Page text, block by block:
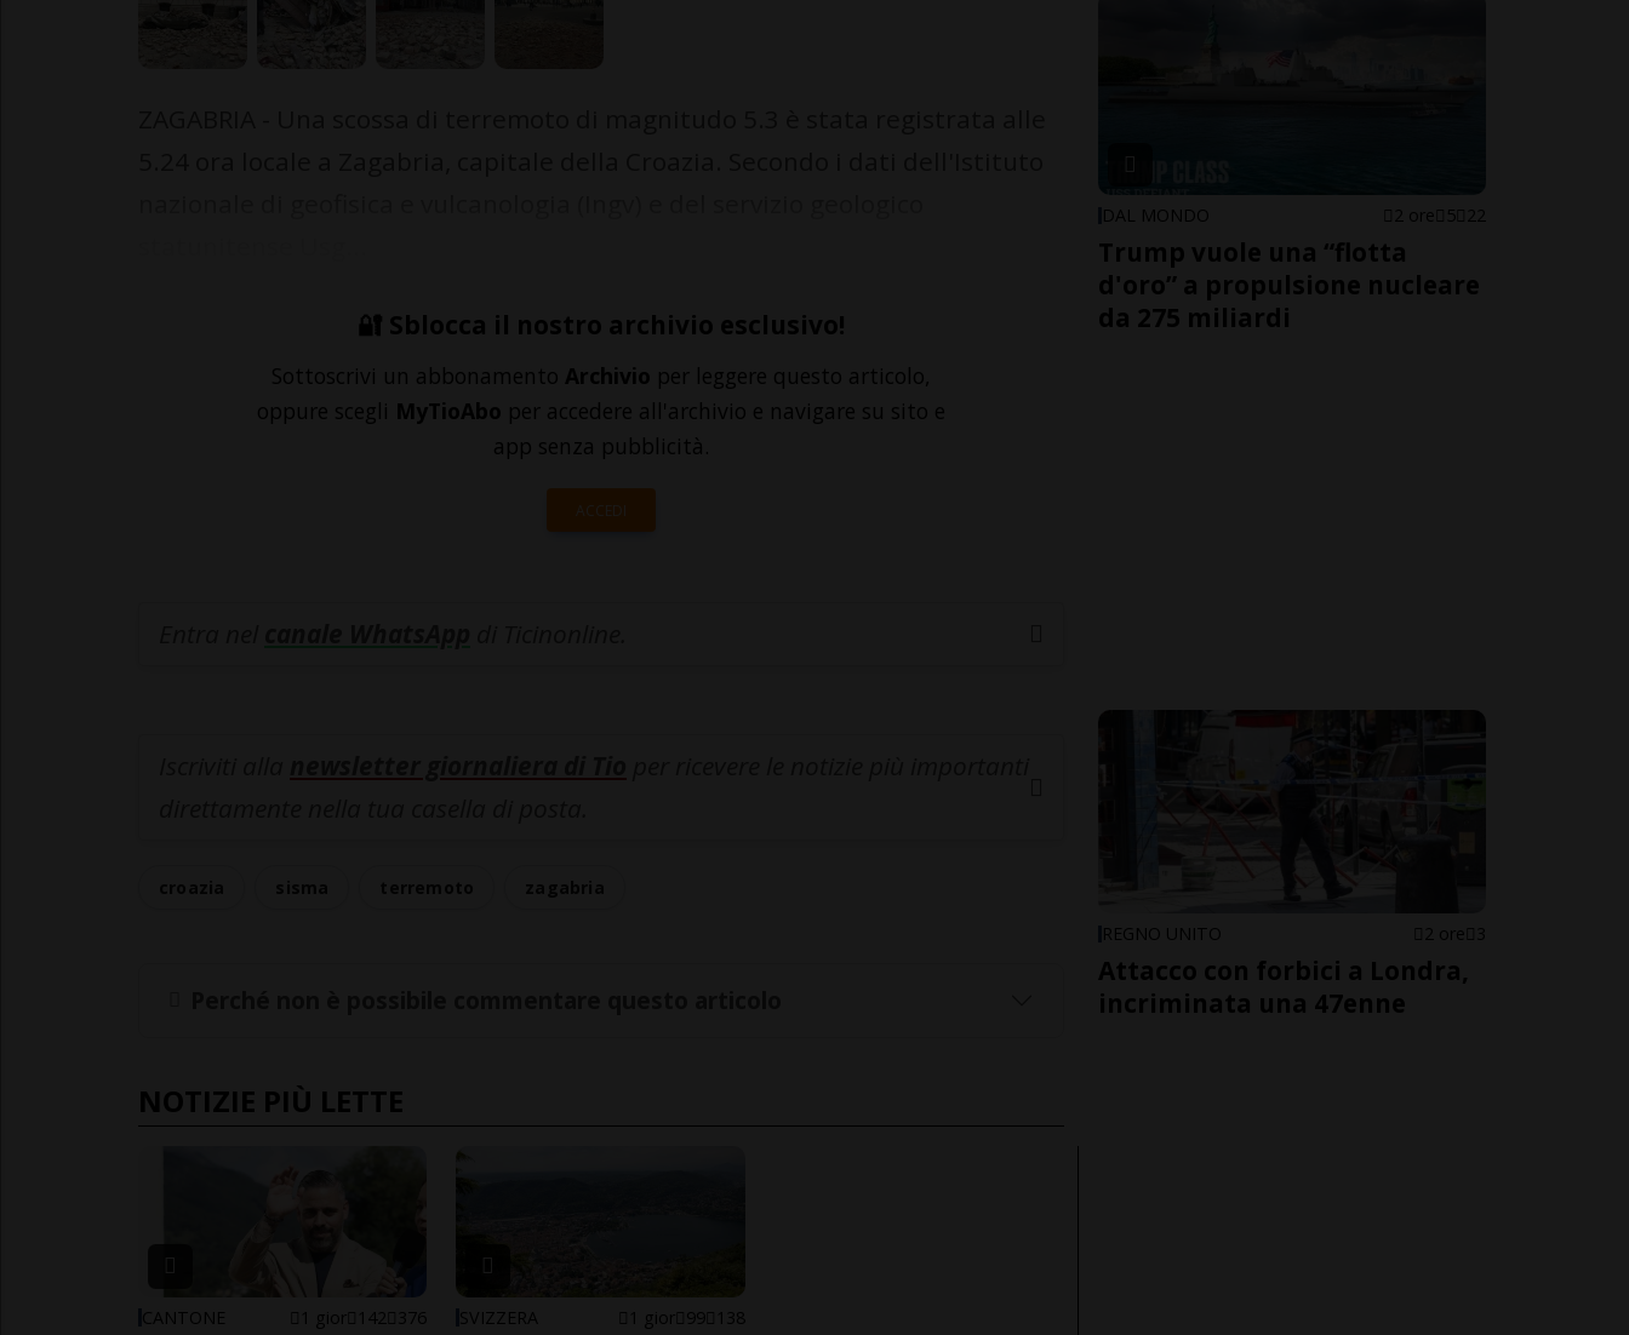
🔐 Sblocca il nostro archivio esclusivo!
Sottoscrivi un abbonamento Archivio per leggere questo articolo,
oppure scegli MyTioAbo per accedere all'archivio e navigare su sito e
app senza pubblicità.
ACCEDI
NOTIZIE PIÙ LETTE
CANTONE 1 gior 142 376 SVIZZERA 1 gior 99 138
DAL MONDO 2 ore 5 22
Trump vuole una “flotta
d'oro” a propulsione nucleare
da 275 miliardi
REGNO UNITO 2 ore 3
Attacco con forbici a Londra,
incriminata una 47enne